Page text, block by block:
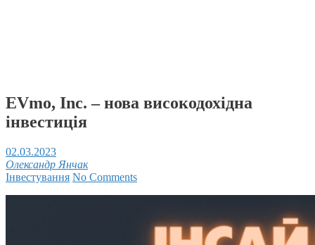
EVmo, Inc. – нова високодохідна
інвестиція
02.03.2023
Олександр Янчак
Інвестування No Comments